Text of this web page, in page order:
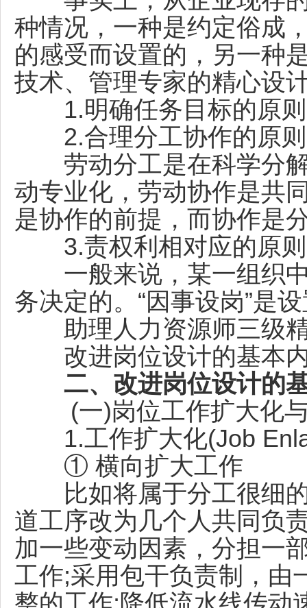
种情况，一种是约定俗成
的感受而设置的，另一种
技术、管理专家的精心设
1.明确任务目标的原
2.合理分工协作的原
劳动分工是在科学分解
动专业化，劳动协作是共
是协作的前提，而协作是
3.责权利相对应的原
一般来说，某一组织中
务决定的。“因事设岗”是
助理人力资源师三级精
改进岗位设计的基本
二、改进岗位设计的
(一)岗位工作扩大化与
1.工作扩大化(Job
① 横向扩大工作
比如将属于分工很细的
道工序改为几个人共同负
加一些变动因素，分担一
工作;采用包干负责制，由